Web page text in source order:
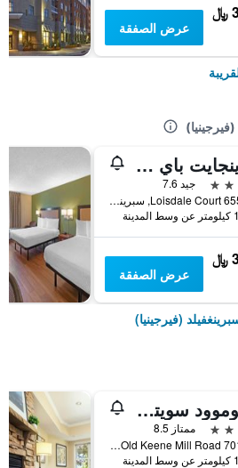
عرض الصفقة
وينجايت باي ويندام سبرينجفيلد
جيد 7.6
6550 Loisdale Court, سبرينغفيلد (فيرجينيا), VA, الولايات المتحدة الأميريكية
عرض الصفقة
(فيرجينيا)
هوموود سويتس سبرنجفيلد فيرجينيا
ممتاز 8.5
7010 Old Keene Mill Road, سبرينغفيلد (فيرجينيا), VA, الولايات المتحدة الأميريكية